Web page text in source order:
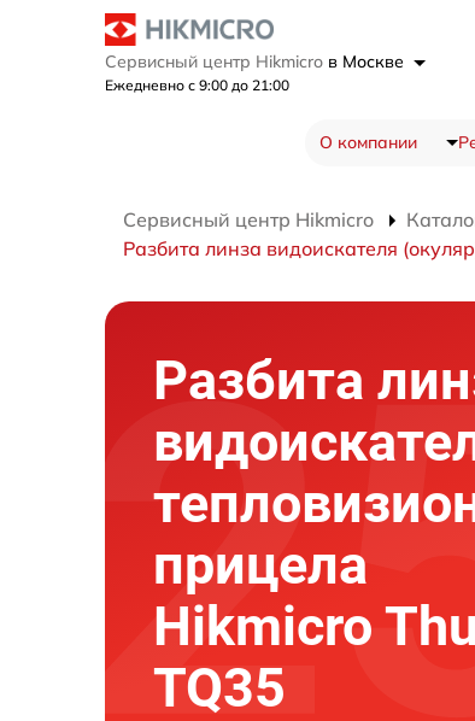
Сервисный центр Hikmicro в Москве
Ежедневно с 9:00 до 21:00
О компании
Сервисный центр Hikmicro
Разбита линза видоискателя
Разбита
прицела
Hikmicro
TQ35